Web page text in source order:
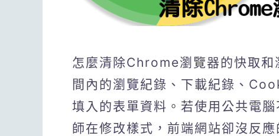
怎麼清除Chrome瀏覽器的快取
間內的瀏覽紀錄、下載紀錄、
填入的表單資料。若使用公共電
師在修改樣式，前端網站卻沒反